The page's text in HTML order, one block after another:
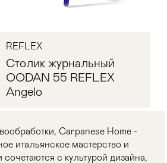
REFLEX
Столик журнальный
OODAN 55 REFLEX
Angelo
Carpanese Home -
итальянское мастерство и
с культурой дизайна,